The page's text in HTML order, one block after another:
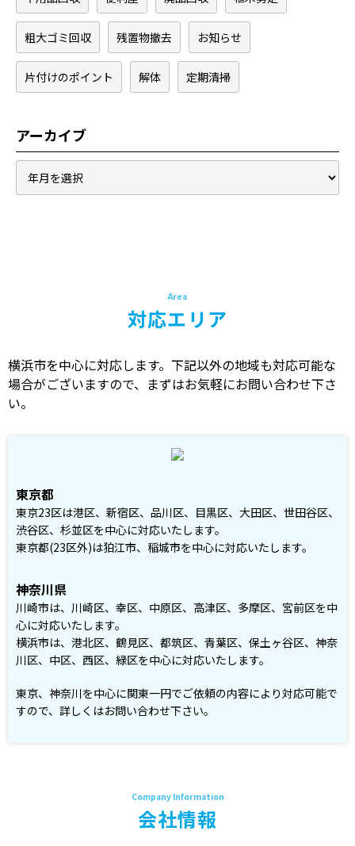
粗大ゴミ回収 残置物撤去 お知らせ
片付けのポイント 解体 定期清掃
アーカイブ
対応エリア
横浜市を中心に対応します。下記以外の地域も対応可能な
場合がございますので、まずはお気軽にお問い合わせ下さ
い。
東京都
東京23区は港区、新宿区、品川区、目黒区、大田区、世田谷区、
渋谷区、杉並区を中心に対応いたします。
東京都(23区外)は狛江市、稲城市を中心に対応いたします。
神奈川県
川崎市は、川崎区、幸区、中原区、高津区、多摩区、宮前区を中
心に対応いたします。
横浜市は、港北区、鶴見区、都筑区、青葉区、保土ヶ谷区、神奈
川区、中区、西区、緑区を中心に対応いたします。
東京、神奈川を中心に関東一円でご依頼の内容により対応可能で
すので、詳しくはお問い合わせ下さい。
会社情報